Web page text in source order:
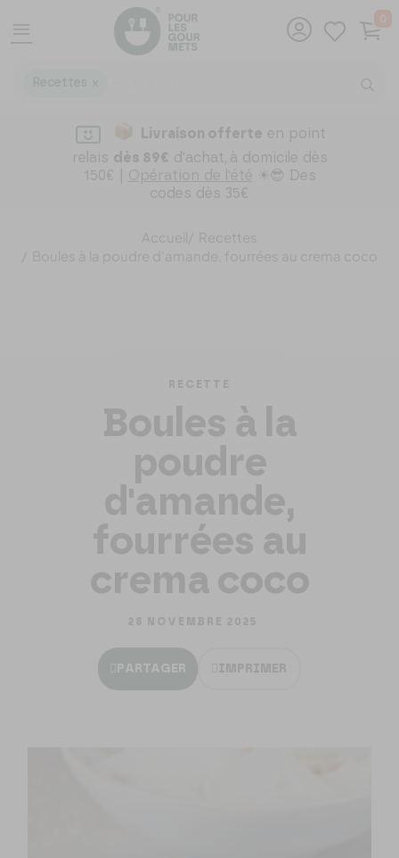
menu
0
Livraison offerte en point
relais dès 89€ d'achat, à domicile dès
150€ |
☀😎 Des
codes dès 35€
Accueil
Recettes
Boules à la poudre d'amande, fourrées au crema coco
RECETTE
Boules à la
poudre
d'amande,
fourrées au
crema coco
28 NOVEMBRE 2025
PARTAGER IMPRIMER